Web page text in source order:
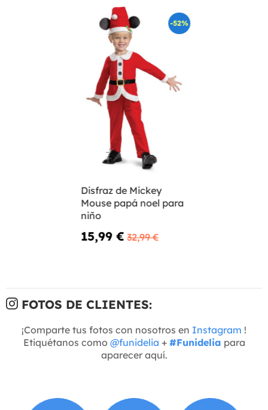
-52%
Disfraz de Mickey
Mouse papá noel para
niño
15,99 € 32,99 €
FOTOS DE CLIENTES:
¡Comparte tus fotos con nosotros en Instagram !
Etiquétanos como @funidelia + #Funidelia para
aparecer aquí.